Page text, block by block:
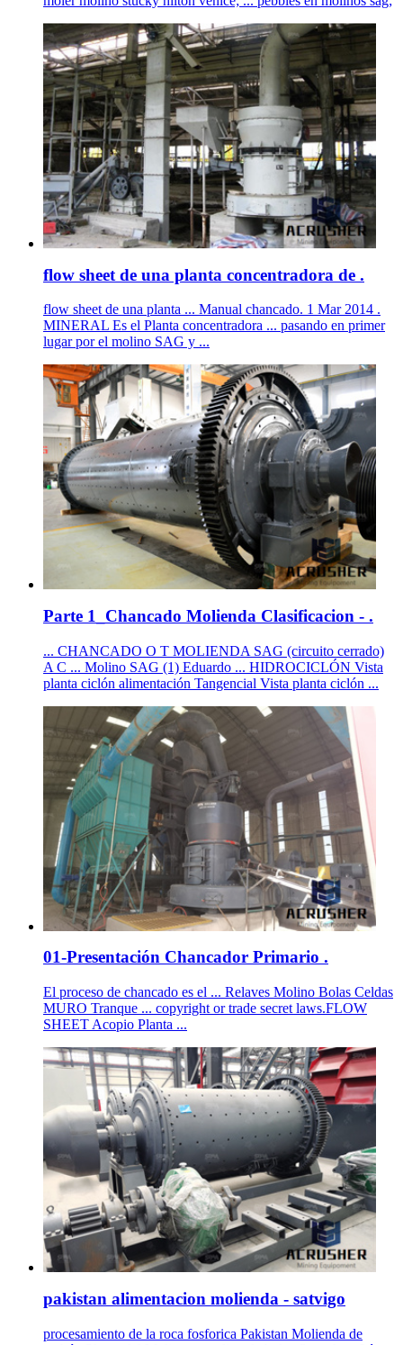
flow sheet de una planta concentradora de .
flow sheet de una planta ... Manual chancado. 1 Mar 2014 .
MINERAL Es el Planta concentradora ... pasando en primer
lugar por el molino SAG y ...
Parte 1_Chancado Molienda Clasificacion - .
... CHANCADO O T MOLIENDA SAG (circuito cerrado)
A C ... Molino SAG (1) Eduardo ... HIDROCICLÓN Vista
planta ciclón alimentación Tangencial Vista planta ciclón ...
01-Presentación Chancador Primario .
El proceso de chancado es el ... Relaves Molino Bolas Celdas
MURO Tranque ... copyright or trade secret laws.FLOW
SHEET Acopio Planta ...
pakistan alimentacion molienda - satvigo
procesamiento de la roca fosforica Pakistan Molienda de